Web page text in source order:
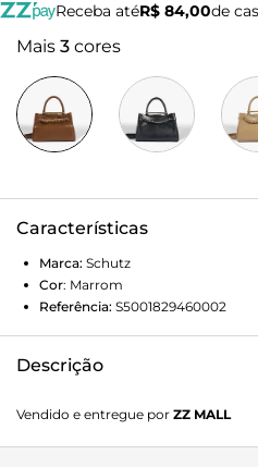
Receba atéR$ 84,00de
Mais 3 cores
Características
Marca: Schutz
Cor: Marrom
Referência: S5001829460002
Descrição
bolsa tote fica ainda mais
Com visual marcante, ela se
Vendido e entregue por ZZ MALL